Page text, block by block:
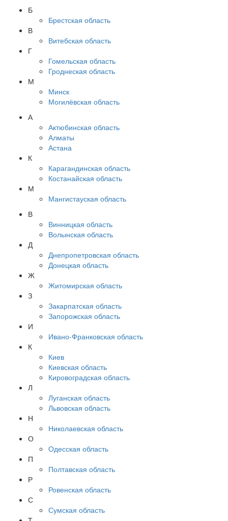
Б
Брестская область
В
Витебская область
Г
Гомельская область
Гроднеская область
М
Минск
Могилёвская область
А
Актюбинская область
Алматы
Астана
К
Карагандинская область
Костанайская область
М
Мангистауская область
В
Винницкая область
Волынская область
Д
Днепропетровская область
Донецкая область
Ж
Житомирская область
З
Закарпатская область
Запорожская область
И
Ивано-Франковская область
К
Киев
Киевская область
Кировоградская область
Л
Луганская область
Львовская область
Н
Николаевская область
О
Одесская область
П
Полтавская область
Р
Ровенская область
С
Сумская область